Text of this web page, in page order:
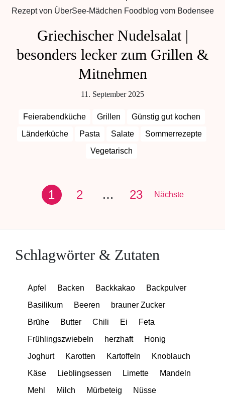
Griechischer Nudelsalat |
besonders lecker zum Grillen &
Mitnehmen
11. September 2025
Feierabendküche Grillen
Günstig gut kochen
Länderküche
Pasta Salate
Sommerrezepte
Vegetarisch
1 2 … 23 Nächste
Schlagwörter & Zutaten
Apfel Backen Backkakao
Backpulver
Basilikum
Beeren
brauner Zucker
Brühe
Butter Chili Ei
Feta
Frühlingszwiebeln
herzhaft
Honig
Joghurt
Karotten Kartoffeln
Knoblauch
Käse
Lieblingsessen Limette
Mandeln
Mehl
Milch Mürbeteig
Nüsse